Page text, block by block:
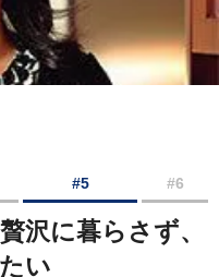
#5 #6
沢に暮らさず、
い